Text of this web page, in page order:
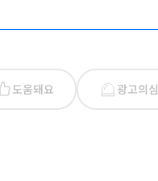
도움돼요 광고의심